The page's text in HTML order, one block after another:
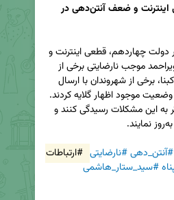
نارضایتی شهروندان از قطعی اینترنت و ضعف آنتن‌دهی در
#آنتن_دهی#نارضایتی #ارتباطات
#سید_ستار_هاشمی